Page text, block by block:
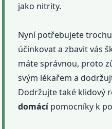
jako nitrity.
Nyní potřebujete
účinkovat a zbavit vás
máte správnou, proto
svým lékařem a
Dodržujte také klidový
domácípomocníky k